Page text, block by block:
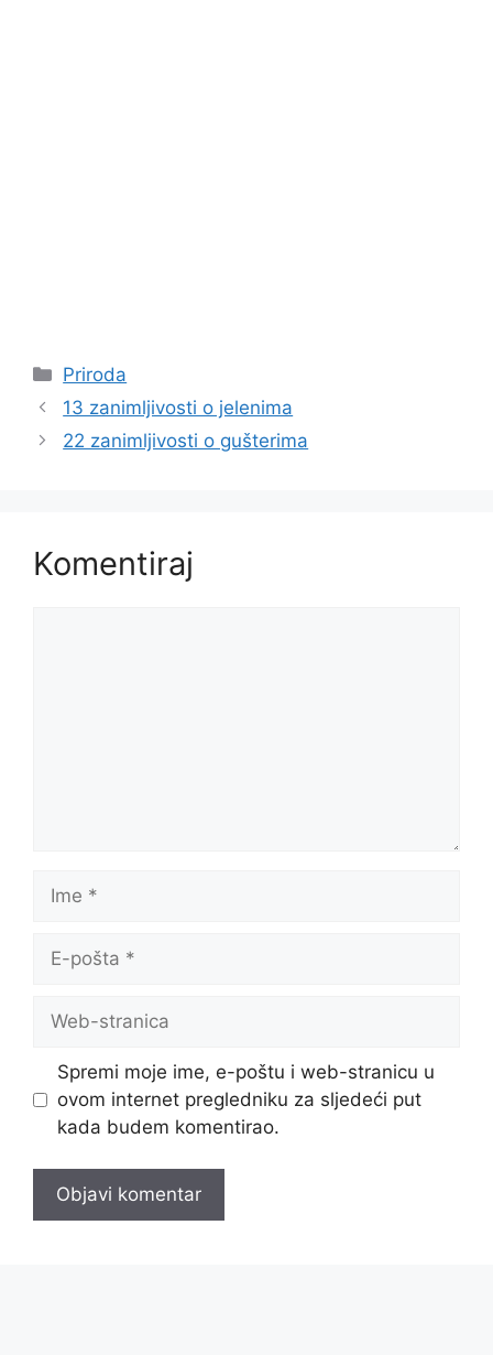
Kategorije
Priroda
13 zanimljivosti o jelenima
22 zanimljivosti o gušterima
Komentiraj
pošta
stranica
Spremi moje ime, e-poštu i web-stranicu u
ovom internet pregledniku za sljedeći put
kada budem komentirao.